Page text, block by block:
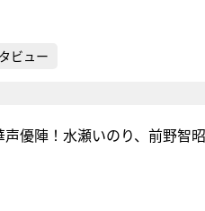
ビュー
優陣！水瀬いのり、前野智